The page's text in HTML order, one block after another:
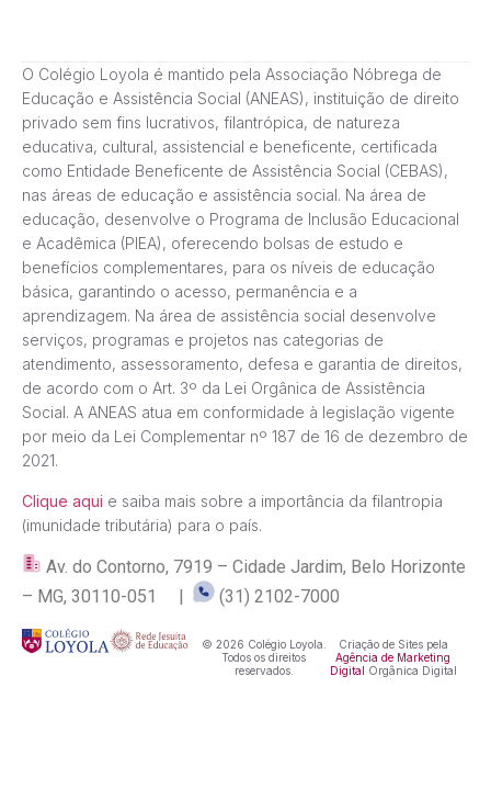
O Colégio Loyola é mantido pela Associação Nóbrega de
Educação e Assistência Social (ANEAS), instituição de direito
privado sem fins lucrativos, filantrópica, de natureza
educativa, cultural, assistencial e beneficente, certificada
como Entidade Beneficente de Assistência Social (CEBAS),
nas áreas de educação e assistência social. Na área de
educação, desenvolve o Programa de Inclusão Educacional
e Acadêmica (PIEA), oferecendo bolsas de estudo e
benefícios complementares, para os níveis de educação
básica, garantindo o acesso, permanência e a
aprendizagem. Na área de assistência social desenvolve
serviços, programas e projetos nas categorias de
atendimento, assessoramento, defesa e garantia de direitos,
de acordo com o Art. 3º da Lei Orgânica de Assistência
Social. A ANEAS atua em conformidade à legislação vigente
por meio da Lei Complementar nº 187 de 16 de dezembro de
2021.
Clique aqui e saiba mais sobre a importância da filantropia
(imunidade tributária) para o país.
Av. do Contorno, 7919 – Cidade Jardim, Belo Horizonte
– MG, 30110-051 |
(31) 2102-7000
© 2026 Colégio Loyola.
Todos os direitos
reservados.
Criação de Sites pela
Agência de Marketing
Digital Orgânica Digital